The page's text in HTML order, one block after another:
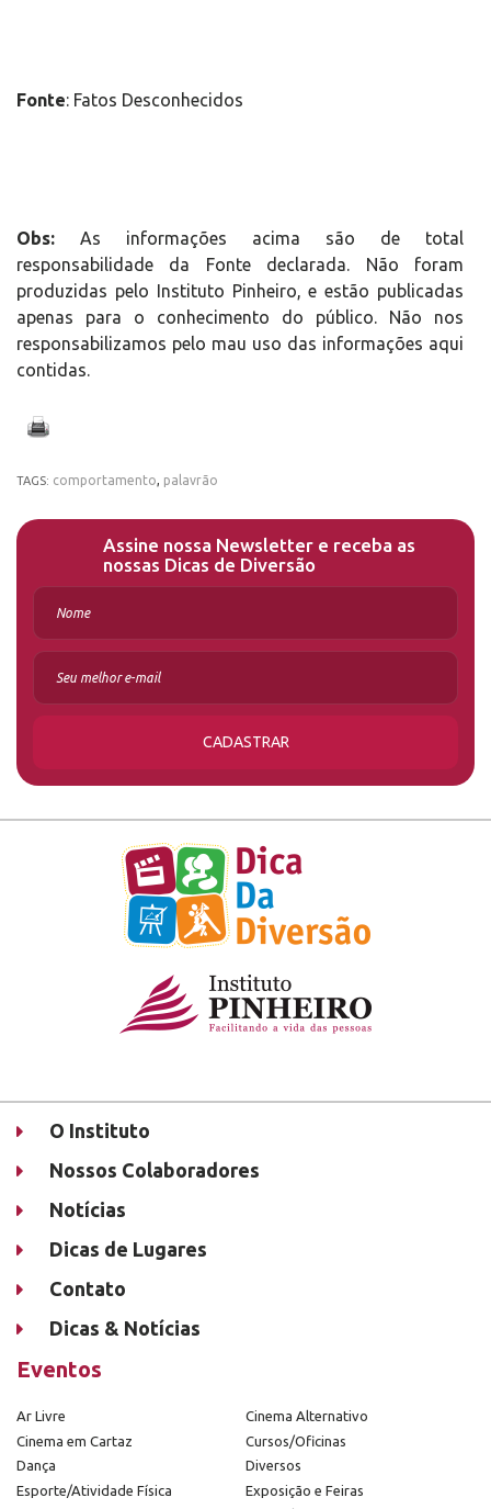
Fonte: Fatos Desconhecidos
Obs: As informações acima são de total
responsabilidade da Fonte declarada. Não foram
produzidas pelo Instituto Pinheiro, e estão publicadas
apenas para o conhecimento do público. Não nos
responsabilizamos pelo mau uso das informações aqui
contidas.
TAGS: comportamento, palavrão
Assine nossa Newsletter e receba as
nossas Dicas de Diversão
CADASTRAR
O Instituto
Nossos Colaboradores
Notícias
Dicas de Lugares
Contato
Dicas & Notícias
Eventos
Ar Livre
Cinema Alternativo
Cinema em Cartaz
Cursos/Oficinas
Dança
Diversos
Esporte/Atividade Física
Exposição e Feiras